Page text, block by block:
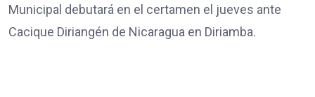
Municipal debutará en el certamen el jueves ante
Cacique Diriangén de Nicaragua en Diriamba.